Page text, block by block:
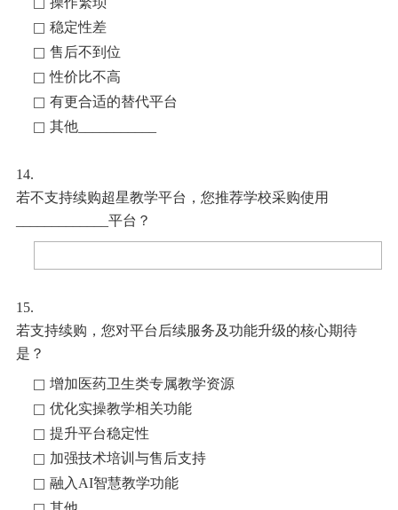
稳定性差
售后不到位
性价比不高
有更合适的替代平台
其他___________
14.
若不支持续购超星教学平台 ，您推荐学校采购使用
平台？
15.
若支持续购，您对平台后续服务及功能升级的核心期待
是？
增加医药卫生类专属教学资源
优化实操教学相关功能
提升平台稳定性
加强技术培训与售后支持
融入AI智慧教学功能